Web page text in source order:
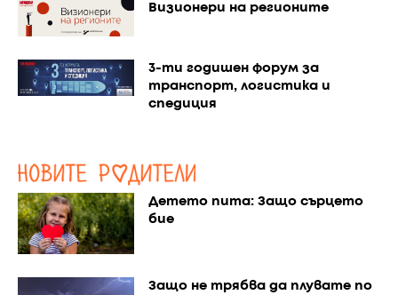
Визионери на регионите
3-ти годишен форум за
транспорт, логистика и
спедиция
Детето пита: Защо сърцето
бие
Защо не трябва да плувате по